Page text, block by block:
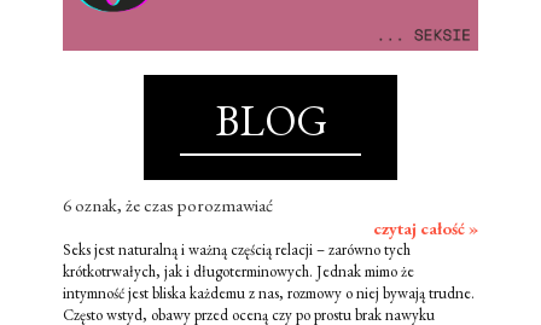
BLOG
6 oznak, że czas porozmawiać
czytaj całość »
Seks jest naturalną i ważną częścią relacji – zarówno tych
krótkotrwałych, jak i długoterminowych. Jednak mimo że
intymność jest bliska każdemu z nas, rozmowy o niej bywają trudne.
Często wstyd, obawy przed oceną czy po prostu brak nawyku